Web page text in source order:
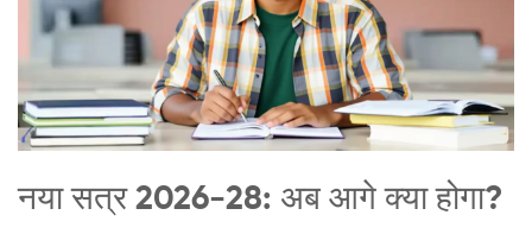
नया सत्र 2026-28: अब आगे क्या होगा?